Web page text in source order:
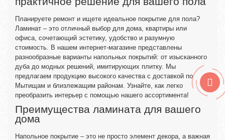
Планируете ремонт и ищете идеальное покрытие для пола?
Ламинат – это отличный выбор для дома, квартиры или
офиса, сочетающий эстетику, удобство и разумную
стоимость. В нашем интернет-магазине представлены
разнообразные варианты напольных покрытий: от изысканного
дуба до модных решений, имитирующих плитку. Мы
предлагаем продукцию высокого качества с доставкой по
Мытищам и близлежащим районам. Узнайте, как легко
преобразить интерьер с помощью нашего ассортимента!
Преимущества ламината для вашего
дома
Напольное покрытие – это не просто элемент декора, а важная